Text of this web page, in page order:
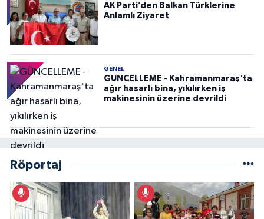
AK Parti’den Balkan Türklerine
Anlamlı Ziyaret
GENEL
GÜNCELLEME - Kahramanmaraş'ta
ağır hasarlı bina, yıkılırken iş
makinesinin üzerine devrildi
Röportaj